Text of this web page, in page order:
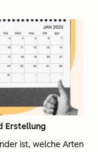
Erstellung
ist, welche Arten